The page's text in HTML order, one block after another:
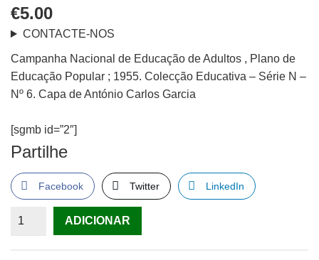
€5.00
CONTACTE-NOS
Campanha Nacional de Educação de Adultos , Plano de
Educação Popular ; 1955. Colecção Educativa – Série N –
Nº 6. Capa de António Carlos Garcia
[sgmb id=”2″]
Partilhe
Facebook Twitter LinkedIn
QuantidadeADICIONAR